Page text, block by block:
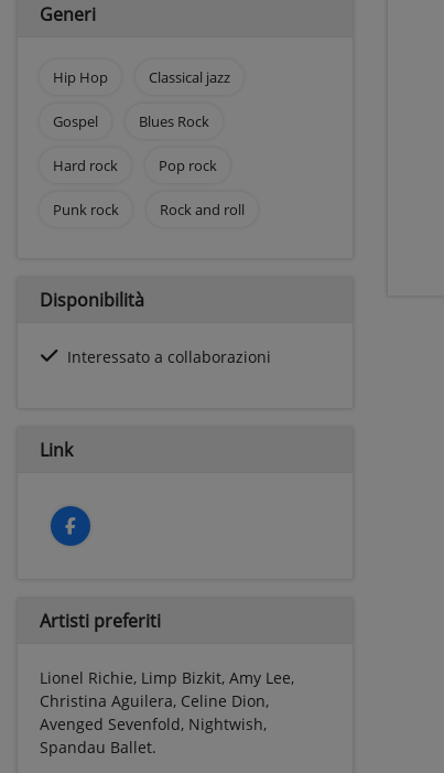
Generi
Hip Hop Classical jazz
Gospel Blues Rock
Hard rock Pop rock
Punk rock Rock and roll
Disponibilità
Interessato a collaborazioni
Link
Artisti preferiti
Lionel Richie, Limp Bizkit, Amy Lee,
Christina Aguilera, Celine Dion,
Avenged Sevenfold, Nightwish,
Spandau Ballet.